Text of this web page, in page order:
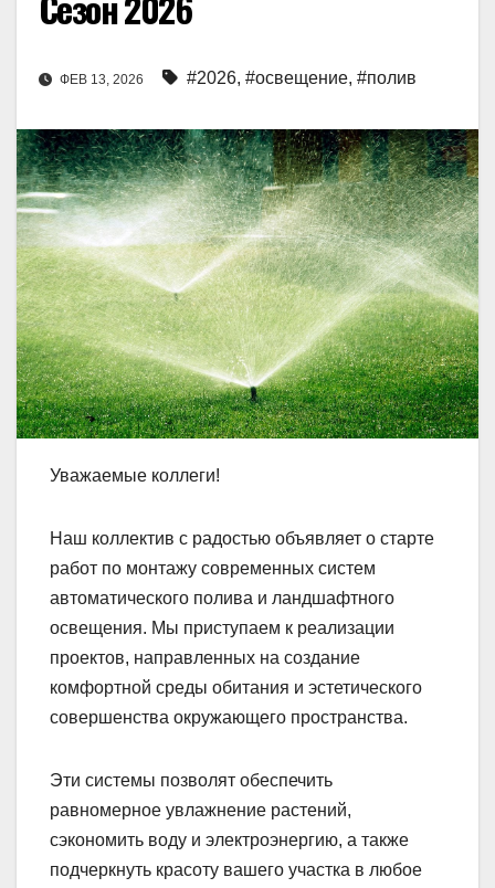
ФЕВ 13, 2026 #2026, #освещение, #полив
Уважаемые коллеги!
Наш коллектив с радостью объявляет о старте
работ по монтажу современных систем
автоматического полива и ландшафтного
освещения. Мы приступаем к реализации
проектов, направленных на создание
комфортной среды обитания и эстетического
совершенства окружающего пространства.
Эти системы позволят обеспечить
равномерное увлажнение растений,
сэкономить воду и электроэнергию, а также
подчеркнуть красоту вашего участка в любое